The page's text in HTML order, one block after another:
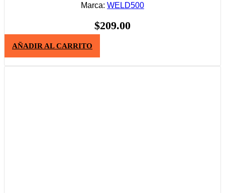
Marca: WELD500
$209.00
AÑADIR AL CARRITO